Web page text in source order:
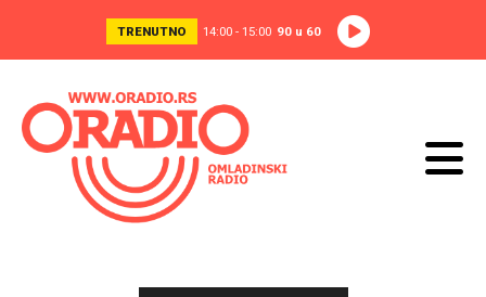
TRENUTNO 14:00 - 15:00 90 u 60